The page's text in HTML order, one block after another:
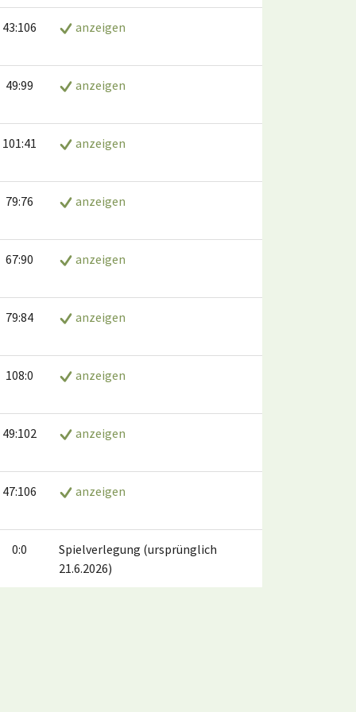
43:106 anzeigen
49:99 anzeigen
101:41 anzeigen
79:76 anzeigen
67:90 anzeigen
79:84 anzeigen
108:0 anzeigen
49:102 anzeigen
47:106 anzeigen
0:0
Spielverlegung (ursprünglich
21.6.2026)